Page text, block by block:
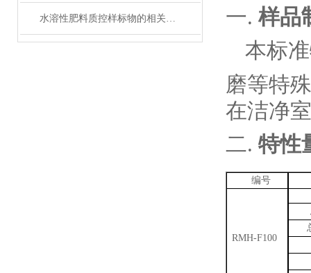
水溶性肥料质控样标物的相关知识普及
一. 样品
本标
磨等特
在洁净
二. 特性
编号
RMH-F100